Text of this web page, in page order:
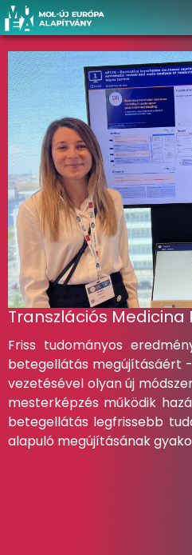
Transzlációs Medicina
Friss tudományos
betegellátás megújításáért
vezetésével olyan új
mesterképzés működik
betegellátás legfrissebb
alapuló megújításának